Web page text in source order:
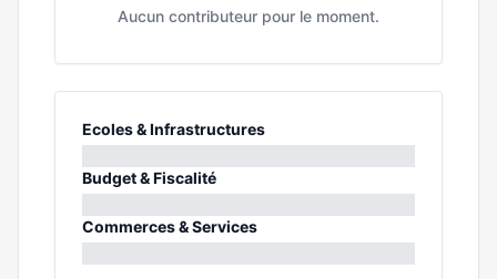
Aucun contributeur pour le moment.
Ecoles & Infrastructures
0%
Budget & Fiscalité
0%
Commerces & Services